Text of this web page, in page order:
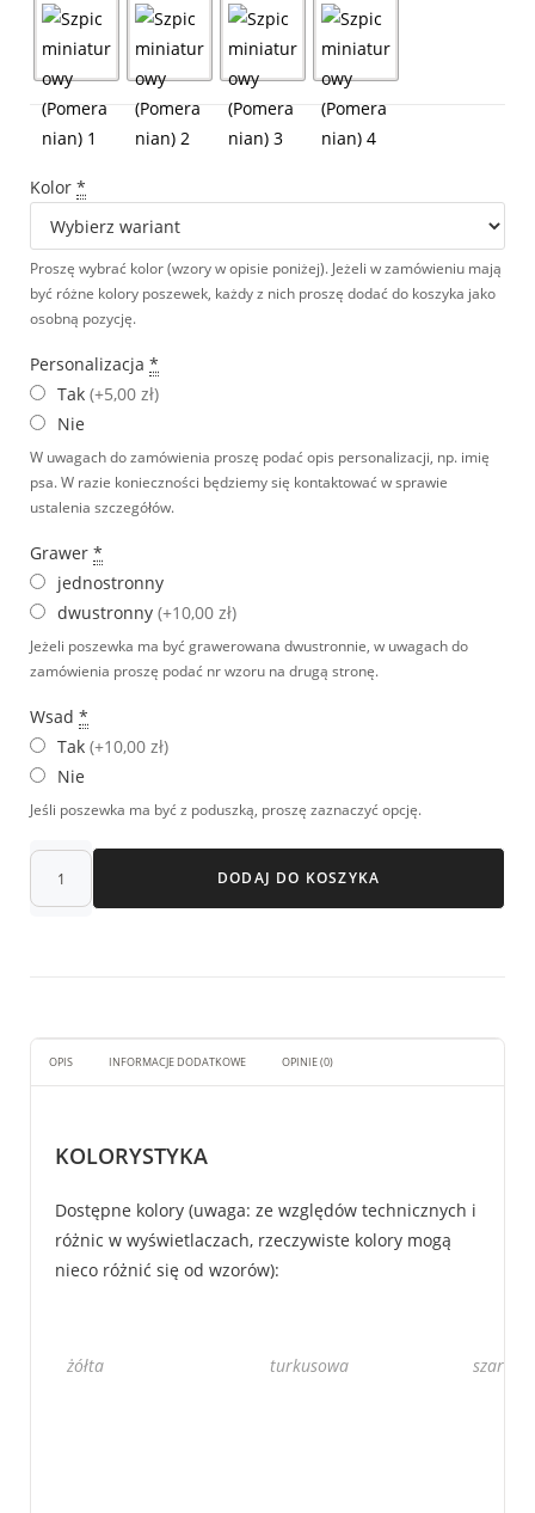
Kolor *
Proszę wybrać kolor (wzory w opisie poniżej). Jeżeli w zamówieniu mają
być różne kolory poszewek, każdy z nich proszę dodać do koszyka jako
osobną pozycję.
Personalizacja *
Tak (+5,00 zł)
Nie
W uwagach do zamówienia proszę podać opis personalizacji, np. imię
psa. W razie konieczności będziemy się kontaktować w sprawie
ustalenia szczegółów.
Grawer *
jednostronny
dwustronny (+10,00 zł)
Jeżeli poszewka ma być grawerowana dwustronnie, w uwagach do
zamówienia proszę podać nr wzoru na drugą stronę.
Wsad *
Tak (+10,00 zł)
Nie
Jeśli poszewka ma być z poduszką, proszę zaznaczyć opcję.
DODAJ DO KOSZYKA
OPIS INFORMACJE DODATKOWE OPINIE (0)
KOLORYSTYKA
Dostępne kolory (uwaga: ze względów technicznych i
różnic w wyświetlaczach, rzeczywiste kolory mogą
nieco różnić się od wzorów):
żółta turkusowa szara